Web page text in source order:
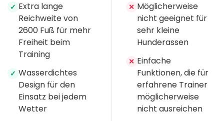
✓ Extra lange
Reichweite von
2600 Fuß für mehr
Freiheit beim
Training
✓ Wasserdichtes
Design für den
Einsatz bei jedem
Wetter
✕ Möglicherweise
nicht geeignet für
sehr kleine
Hunderassen
✕ Einfache
Funktionen, die für
erfahrene Trainer
möglicherweise
nicht ausreichen